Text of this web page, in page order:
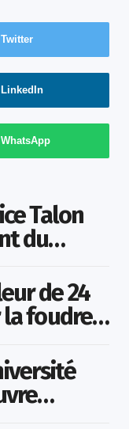
Twitter
LinkedIn
WhatsApp
Talon
du
de 24
foudre